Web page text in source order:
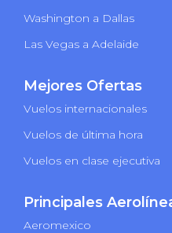
Washington a Dallas
Las Vegas a Adelaide
Mejores Ofertas
Vuelos internacionales
Vuelos de última hora
Vuelos en clase ejecutiva
Principales
Aeromexico